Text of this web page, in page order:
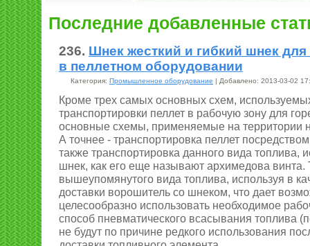
Последние добавленные
236. Шнек жесткий и гибкий шнек
в пеллетном оборудовании
Категория: Промышленное оборудование | Добавлено: 2013-03-02
Кроме трех самых основных схем,
транспортировки пеллет в рабочую зону для
основные схемы, применяемые на территории
А точнее - транспортировка пеллет
также транспортировка данного вида топлива,
шнек, как его еще называют архимедова винта.
вышеупомянутого вида топлива, используя в
доставки ворошитель со шнеком, что дает
целесообразно использовать необходимое
способ пневматического всасывания топлива
не будут по причине редкого использования